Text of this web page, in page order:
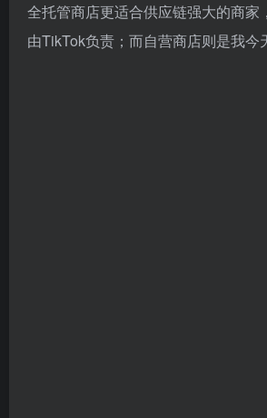
全托管商店更适合供应链强大的商家
由TikTok负责；而自营商店则是我今